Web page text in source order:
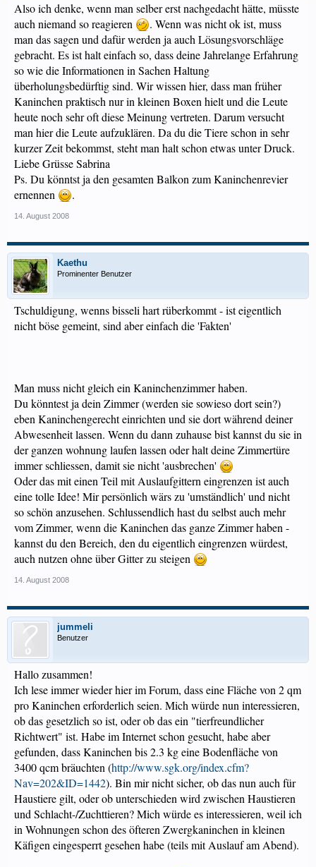
Also ich denke, wenn man selber erst nachgedacht hätte, müsste
auch niemand so reagieren
. Wenn was nicht ok ist, muss
man das sagen und dafür werden ja auch Lösungsvorschläge
gebracht. Es ist halt einfach so, dass deine Jahrelange Erfahrung
so wie die Informationen in Sachen Haltung
überholungsbedürftig sind. Wir wissen hier, dass man früher
Kaninchen praktisch nur in kleinen Boxen hielt und die Leute
heute noch sehr oft diese Meinung vertreten. Darum versucht
man hier die Leute aufzuklären. Da du die Tiere schon in sehr
kurzer Zeit bekommst, steht man halt schon etwas unter Druck.
Liebe Grüsse Sabrina
Ps. Du könntst ja den gesamten Balkon zum Kaninchenrevier
ernennen
.
14. August 2008
Kaethu
Prominenter Benutzer
Tschuldigung, wenns bisseli hart rüberkommt - ist eigentlich
nicht böse gemeint, sind aber einfach die 'Fakten'
Man muss nicht gleich ein Kaninchenzimmer haben.
Du könntest ja dein Zimmer (werden sie sowieso dort sein?)
eben Kaninchengerecht einrichten und sie dort während deiner
Abwesenheit lassen. Wenn du dann zuhause bist kannst du sie in
der ganzen wohnung laufen lassen oder halt deine Zimmertüre
immer schliessen, damit sie nicht 'ausbrechen'
Oder das mit einen Teil mit Auslaufgittern eingrenzen ist auch
eine tolle Idee! Mir persönlich wärs zu 'umständlich' und nicht
so schön anzusehen. Schlussendlich hast du selbst auch mehr
vom Zimmer, wenn die Kaninchen das ganze Zimmer haben -
kannst du den Bereich, den du eigentlich eingrenzen würdest,
auch nutzen ohne über Gitter zu steigen
14. August 2008
jummeli
Benutzer
Hallo zusammen!
Ich lese immer wieder hier im Forum, dass eine Fläche von 2 qm
pro Kaninchen erforderlich seien. Mich würde nun interessieren,
ob das gesetzlich so ist, oder ob das ein "tierfreundlicher
Richtwert" ist. Habe im Internet schon gesucht, habe aber
gefunden, dass Kaninchen bis 2.3 kg eine Bodenfläche von
3400 qcm bräuchten (http://www.sgk.org/index.cfm?
Nav=202&ID=1442). Bin mir nicht sicher, ob das nun auch für
Haustiere gilt, oder ob unterschieden wird zwischen Haustieren
und Schlacht-/Zuchttieren? Mich würde es interessieren, weil ich
in Wohnungen schon des öfteren Zwergkaninchen in kleinen
Käfigen eingesperrt gesehen habe (teils mit Auslauf am Abend).